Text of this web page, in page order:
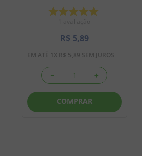
R$ 5,89
EM ATÉ 1 X R$ 5,89 SEM JUROS
＋
－
COMPRAR